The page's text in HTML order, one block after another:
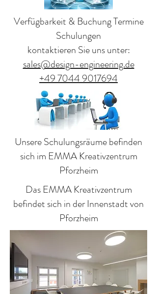
Verfügbarkeit & Buchung Termine
Schulungen
kontaktieren Sie uns unter:
sales@design-engineering.de
+49 7044 9017694
Unsere Schulungsräume befinden
sich im EMMA Kreativzentrum
Pforzheim
Das EMMA Kreativzentrum
befindet sich in der Innenstadt von
Pforzheim